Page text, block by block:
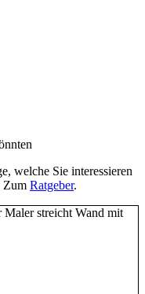
welche Sie interessieren
Zum Ratgeber.